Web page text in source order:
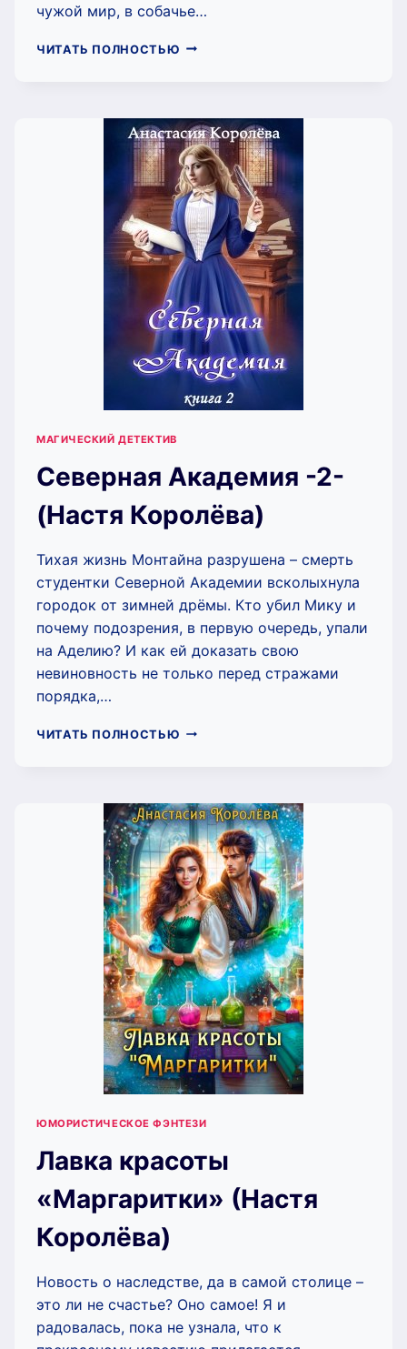
чужой мир, в собачье…
ЧИТАТЬ ПОЛНОСТЬЮ ВЕРНАЯ
МАГИЧЕСКИЙ ДЕТЕКТИВ
Северная Академия -2-
(Настя Королёва)
Тихая жизнь Монтайна разрушена – смерть
студентки Северной Академии всколыхнула
городок от зимней дрёмы. Кто убил Мику и
почему подозрения, в первую очередь, упали
на Аделию? И как ей доказать свою
невиновность не только перед стражами
порядка,…
ЧИТАТЬ ПОЛНОСТЬЮ СЕВЕРНАЯ
КОРОЛЁВА)
ЮМОРИСТИЧЕСКОЕ ФЭНТЕЗИ
Лавка красоты
«Маргаритки» (Настя
Королёва)
Новость о наследстве, да в самой столице –
это ли не счастье? Оно самое! Я и
радовалась, пока не узнала, что к